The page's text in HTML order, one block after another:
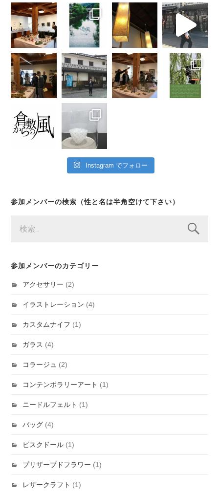
Instagram でフォロー
参加メンバーの検索（性と名は半角空けて下さい）
索:
参加メンバーのカテゴリー
アクセサリー (2)
イラストレーション (4)
カスタムナイフ (1)
ガラス (4)
コラージュ (2)
コンテンポラリーアート (1)
ニードルフェルト (1)
バッグ (4)
ビスクドール (1)
プリザーブドフラワー (1)
レザークラフト (1)